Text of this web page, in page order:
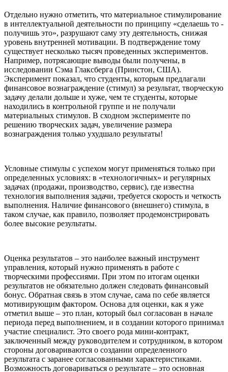
Отдельно нужно отметить, что материальное стимулирование
в интеллектуальной деятельности по принципу «сделаешь то -
получишь это», разрушают саму эту деятельность, снижая
уровень внутренней мотивации. В подтверждение тому
существует несколько тысяч проведенных экспериментов.
Например, потрясающие выводы были получены, в
исследовании Сэма Глаксберга (Принстон, США).
Эксперимент показал, что студенты, которым предлагали
финансовое вознаграждение (стимул) за результат, творческую
задачу делали дольше и хуже, чем те студенты, которые
находились в контрольной группе и не получали
материальных стимулов. В сходном эксперименте по
решению творческих задач, увеличение размера
вознаграждения только ухудшало результаты!
Условные стимулы с успехом могут применяться только при
определенных условиях: в «технологичных» и регулярных
задачах (продажи, производство, сервис), где известна
технология выполнения задачи, требуется скорость и четкость
выполнения. Наличие финансового (внешнего) стимула, в
таком случае, как правило, позволяет продемонстрировать
более высокие результаты.
Оценка результатов – это наиболее важный инструмент
управления, который нужно применять в работе с
творческими профессиями. При этом по итогам оценки
результатов не обязательно должен следовать финансовый
бонус. Обратная связь в этом случае, сама по себе является
мотивирующим фактором. Основа для оценки, как я уже
отметил выше – это план, который был согласован в начале
периода перед выполнением, и в создании которого принимал
участие специалист. Это своего рода мини-контракт,
заключенный между руководителем и сотрудником, в котором
стороны договариваются о создании определенного
результата с заранее согласованными характеристиками.
Возможность договариваться о результате – это основная